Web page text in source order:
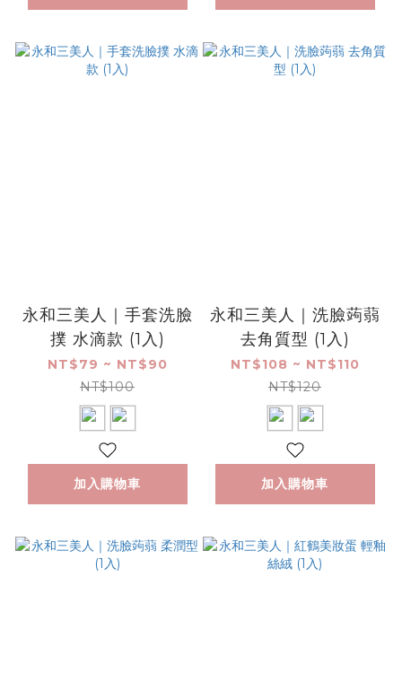
永和三美人｜手套洗臉
撲 水滴款 (1入)
NT$79 ~ NT$90
NT$100
加入購物車
永和三美人｜洗臉蒟蒻
去角質型 (1入)
NT$108 ~ NT$110
NT$120
加入購物車